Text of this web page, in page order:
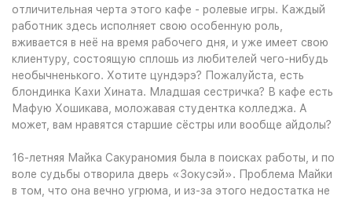
отличительная черта этого кафе - ролевые игры. Каждый
работник здесь исполняет свою особенную роль,
вживается в неё на время рабочего дня, и уже имеет свою
клиентуру, состоящую сплошь из любителей чего-нибудь
необычненького. Хотите цундэрэ? Пожалуйста, есть
блондинка Кахи Хината. Младшая сестричка? В кафе есть
Мафую Хошикава, моложавая студентка колледжа. А
может, вам нравятся старшие сёстры или вообще айдолы?
16-летняя Майка Сакураномия была в поисках работы, и по
воле судьбы отворила дверь «Зокусэй». Проблема Майки
в том, что она вечно угрюма, и из-за этого недостатка не